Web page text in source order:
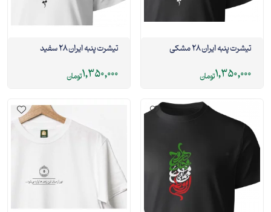
تیشرت پنبه ایران 28 مشکی
1,350,000تومان
تیشرت پنبه ایران 28 سفید
1,350,000تومان